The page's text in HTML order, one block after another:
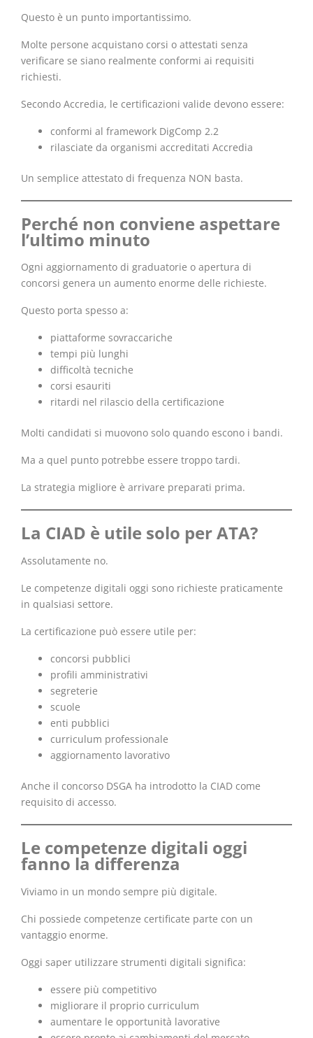
Questo è un punto importantissimo.
Molte persone acquistano corsi o attestati senza
verificare se siano realmente conformi ai requisiti
richiesti.
Secondo Accredia, le certificazioni valide devono essere:
conformi al framework DigComp 2.2
rilasciate da organismi accreditati Accredia
Un semplice attestato di frequenza NON basta.
Perché non conviene aspettare
l’ultimo minuto
Ogni aggiornamento di graduatorie o apertura di
concorsi genera un aumento enorme delle richieste.
Questo porta spesso a:
piattaforme sovraccariche
tempi più lunghi
difficoltà tecniche
corsi esauriti
ritardi nel rilascio della certificazione
Molti candidati si muovono solo quando escono i bandi.
Ma a quel punto potrebbe essere troppo tardi.
La strategia migliore è arrivare preparati prima.
La CIAD è utile solo per ATA?
Assolutamente no.
Le competenze digitali oggi sono richieste praticamente
in qualsiasi settore.
La certificazione può essere utile per:
concorsi pubblici
profili amministrativi
segreterie
scuole
enti pubblici
curriculum professionale
aggiornamento lavorativo
Anche il concorso DSGA ha introdotto la CIAD come
requisito di accesso.
Le competenze digitali oggi
fanno la differenza
Viviamo in un mondo sempre più digitale.
Chi possiede competenze certificate parte con un
vantaggio enorme.
Oggi saper utilizzare strumenti digitali significa:
essere più competitivo
migliorare il proprio curriculum
aumentare le opportunità lavorative